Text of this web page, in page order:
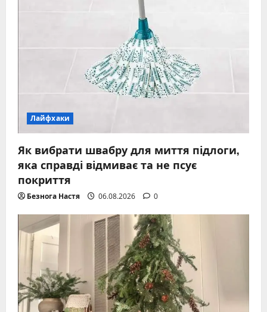
Лайфхаки
Як вибрати швабру для миття підлоги,
яка справді відмиває та не псує
покриття
Безнога Настя 06.08.2026 0